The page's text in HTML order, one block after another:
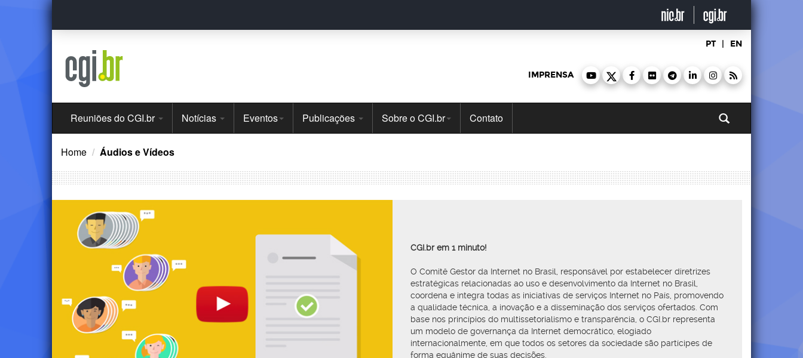
Ir
o
PT | EN
IMPRENSA
Menu
Principal
Reuniões do CGI.br Notícias Eventos Publicações Sobre o CGI.br Contato
Home Áudios e Vídeos
CGI.br em 1 minuto!
O Comitê Gestor da Internet no Brasil, responsável por estabelecer diretrizes
estratégicas relacionadas ao uso e desenvolvimento da Internet no Brasil,
coordena e integra todas as iniciativas de serviços Internet no País, promovendo
a qualidade técnica, a inovação e a disseminação dos serviços ofertados. Com
base nos princípios do multissetorialismo e transparência, o CGI.br representa
um modelo de governança da Internet democrático, elogiado
internacionalmente, em que todos os setores da sociedade são partícipes de
forma equânime de suas decisões.